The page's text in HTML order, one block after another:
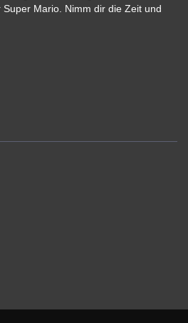
Mario. Nimm dir die Zeit und